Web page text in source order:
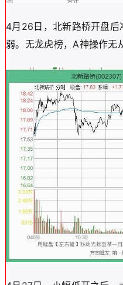
4月26日，北新路桥开盘
弱。无龙虎榜，A神操作无